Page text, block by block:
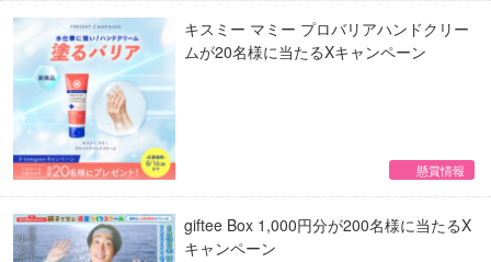
キスミー マミー プロバリアハンドクリー
ムが20名様に当たるXキャンペーン
懸賞情報
giftee Box 1,000円分が200名様に当たるX
キャンペーン